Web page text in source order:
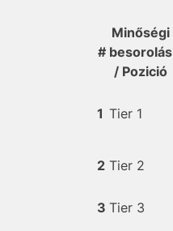
#
Minőségi
besorolás
/ Pozició
1 Tier 1
2 Tier 2
3 Tier 3